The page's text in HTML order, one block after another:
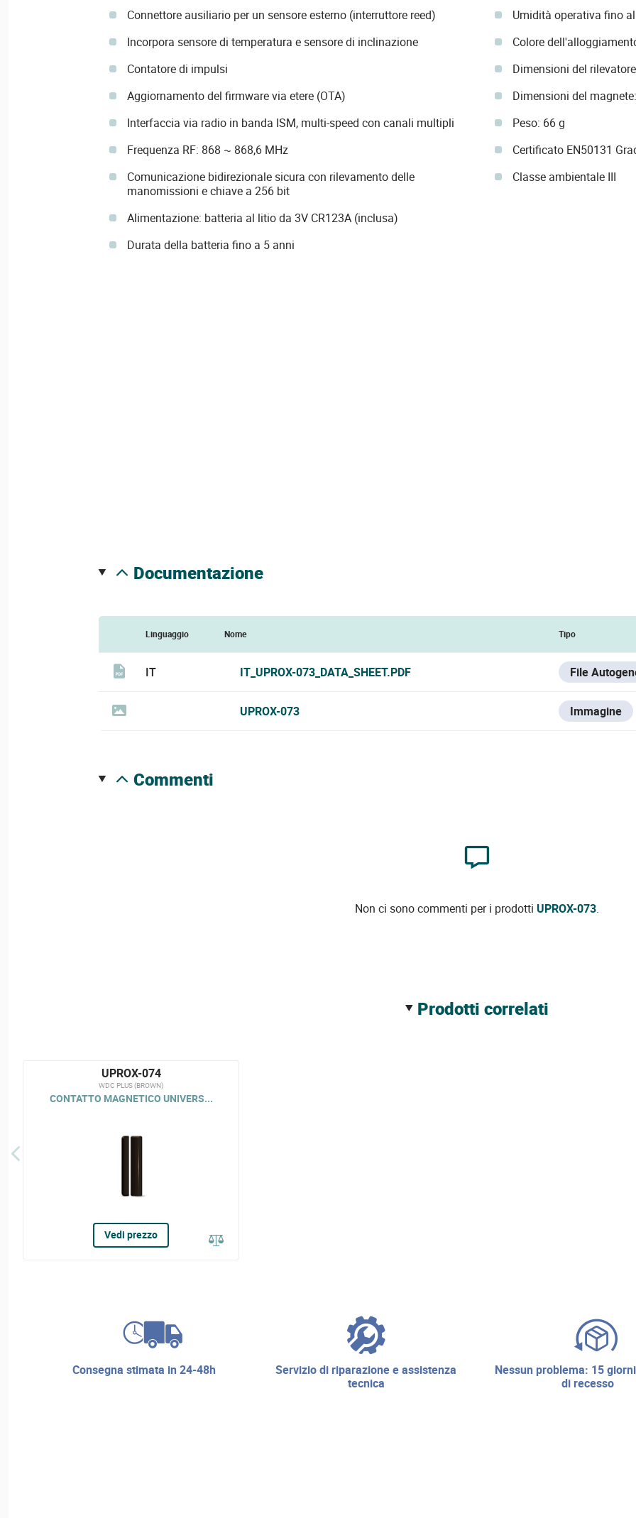
Connettore ausiliario per un sensore esterno (interruttore reed)
Incorpora sensore di temperatura e sensore di inclinazione
Contatore di impulsi
Aggiornamento del firmware via etere (OTA)
Interfaccia via radio in banda ISM, multi-speed con canali multipli
Frequenza RF: 868 ~ 868,6 MHz
Comunicazione bidirezionale sicura con rilevamento delle
manomissioni e chiave a 256 bit
Alimentazione: batteria al litio da 3V CR123A (inclusa)
Durata della batteria fino a 5 anni
Umidità operativa fino
Colore
Dimensioni del
Dimensioni del
Peso: 66 g
Certificato EN50131
Classe ambientale III
documentazione
Linguaggio Nome Tipo
IT IT_UPROX-073_DATA_SHEET.PDF File
UPROX-073 Immagine
commenti
Non ci sono commenti per i prodotti UPROX-073.
prodotti correlati
UPROX-074
WDC PLUS (BROWN)
CONTATTO MAGNETICO UNIVERS...
Vedi prezzo
consegna stimata in 24-48h
servizio di riparazione e assistenza
tecnica
nessun problema: 15 giorni di diritto
di recesso